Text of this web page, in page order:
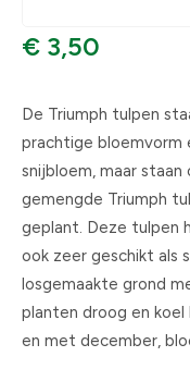
€ 3,50
De Triumph tulpen
prachtige bloemvorm
snijbloem, maar
gemengde Triumph
geplant. Deze tulpen
ook zeer geschikt als
losgemaakte grond
planten droog en
en met december,